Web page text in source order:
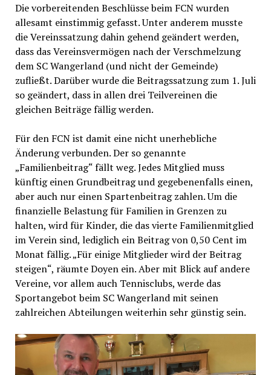
Die vorbereitenden Beschlüsse beim FCN wurden
allesamt einstimmig gefasst. Unter anderem musste
die Vereinssatzung dahin gehend geändert werden,
dass das Vereinsvermögen nach der Verschmelzung
dem SC Wangerland (und nicht der Gemeinde)
zufließt. Darüber wurde die Beitragssatzung zum 1. Juli
so geändert, dass in allen drei Teilvereinen die
gleichen Beiträge fällig werden.
Für den FCN ist damit eine nicht unerhebliche
Änderung verbunden. Der so genannte
„Familienbeitrag“ fällt weg. Jedes Mitglied muss
künftig einen Grundbeitrag und gegebenenfalls einen,
aber auch nur einen Spartenbeitrag zahlen. Um die
finanzielle Belastung für Familien in Grenzen zu
halten, wird für Kinder, die das vierte Familienmitglied
im Verein sind, lediglich ein Beitrag von 0,50 Cent im
Monat fällig. „Für einige Mitglieder wird der Beitrag
steigen“, räumte Doyen ein. Aber mit Blick auf andere
Vereine, vor allem auch Tennisclubs, werde das
Sportangebot beim SC Wangerland mit seinen
zahlreichen Abteilungen weiterhin sehr günstig sein.